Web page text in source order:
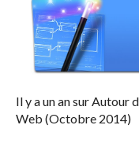
Il y a un an sur Autour
Web (Octobre 2014)